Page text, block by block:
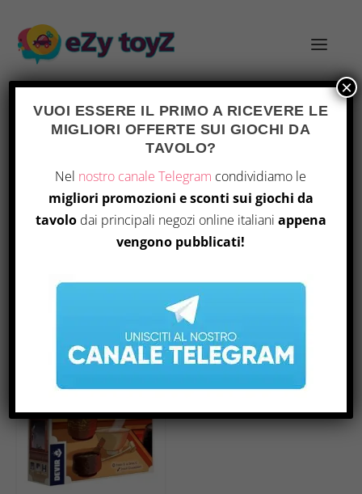
Home / Prodotto Part Number / BGWCMATML
Visualizzazione del risultato
VUOI ESSERE IL PRIMO A RICEVERE LE
MIGLIORI OFFERTE SUI GIOCHI DA
TAVOLO?
Nel nostro canale Telegram condividiamo le
migliori promozioni e sconti sui giochi da
tavolo dai principali negozi online italiani appena
vengono pubblicati!
×